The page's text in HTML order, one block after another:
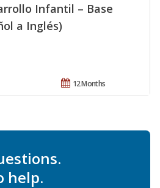
Infantil – Base
a Inglés)
12 Months
help.